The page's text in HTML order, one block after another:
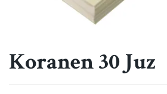
Koranen 30 Juz